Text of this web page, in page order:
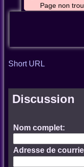
Page non
Short URL
Discussion
Nom complet:
Adresse de